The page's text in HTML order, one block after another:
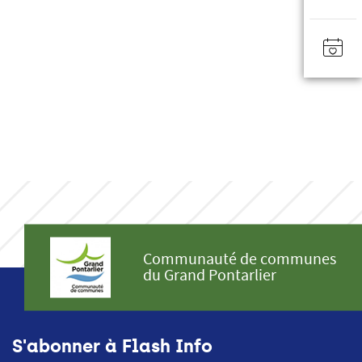
Communauté de communes
du Grand Pontarlier
S'abonner à Flash Info